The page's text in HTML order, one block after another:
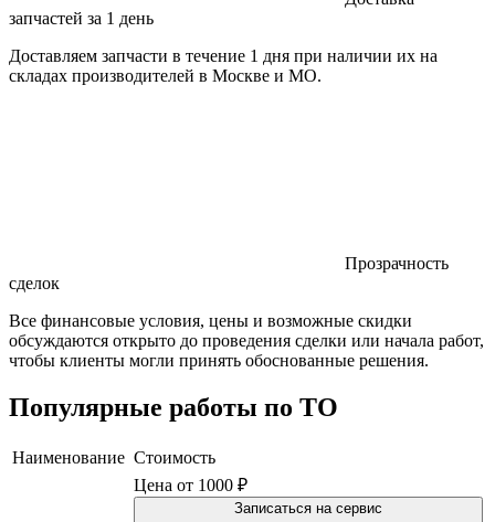
запчастей за 1 день
Доставляем запчасти в течение 1 дня при наличии их на
складах производителей в Москве и МО.
Прозрачность
сделок
Все финансовые условия, цены и возможные скидки
обсуждаются открыто до проведения сделки или начала работ,
чтобы клиенты могли принять обоснованные решения.
Популярные работы по ТО
Наименование Стоимость
Цена от 1000 ₽
Записаться на сервис